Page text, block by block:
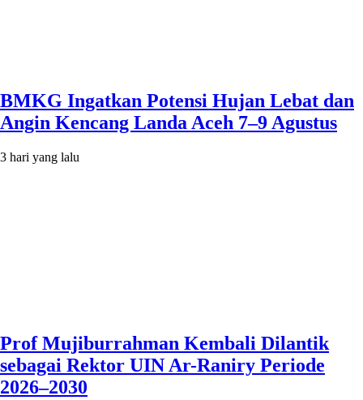
BMKG Ingatkan Potensi Hujan Lebat dan
Angin Kencang Landa Aceh 7–9 Agustus
3 hari yang lalu
Prof Mujiburrahman Kembali Dilantik
sebagai Rektor UIN Ar-Raniry Periode
2026–2030